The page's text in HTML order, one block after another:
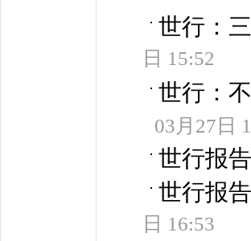
世行：
日 15:52
世行：
03月27日
世行报
世行报
日 16:53